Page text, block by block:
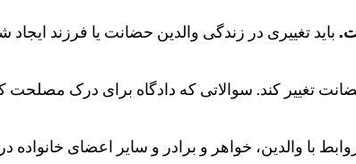
باید تغییری در زندگی والدین حضانت یا فرزند ایجاد
تغییر کند. سوالاتی که دادگاه برای درک مصلحت
با والدین، خواهر و برادر و سایر اعضای خانواده